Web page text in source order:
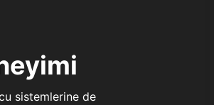
sistemlerine de